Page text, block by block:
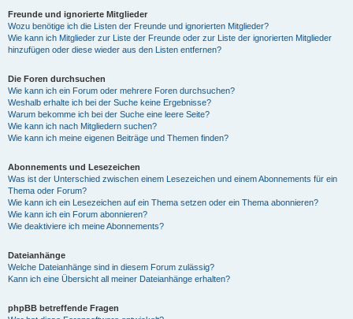
Freunde und ignorierte Mitglieder
Wozu benötige ich die Listen der Freunde und ignorierten Mitglieder?
Wie kann ich Mitglieder zur Liste der Freunde oder zur Liste der ignorierten Mitglieder
hinzufügen oder diese wieder aus den Listen entfernen?
Die Foren durchsuchen
Wie kann ich ein Forum oder mehrere Foren durchsuchen?
Weshalb erhalte ich bei der Suche keine Ergebnisse?
Warum bekomme ich bei der Suche eine leere Seite?
Wie kann ich nach Mitgliedern suchen?
Wie kann ich meine eigenen Beiträge und Themen finden?
Abonnements und Lesezeichen
Was ist der Unterschied zwischen einem Lesezeichen und einem Abonnements für ein
Thema oder Forum?
Wie kann ich ein Lesezeichen auf ein Thema setzen oder ein Thema abonnieren?
Wie kann ich ein Forum abonnieren?
Wie deaktiviere ich meine Abonnements?
Dateianhänge
Welche Dateianhänge sind in diesem Forum zulässig?
Kann ich eine Übersicht all meiner Dateianhänge erhalten?
phpBB betreffende Fragen